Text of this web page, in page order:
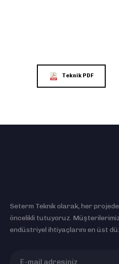
Teknik PDF
Seterm Teknik olarak, her
öncelikli tutuyoruz.
endüstriyel ihtiyaçlarını en üst